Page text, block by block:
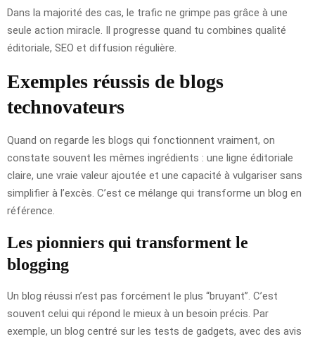
Dans la majorité des cas, le trafic ne grimpe pas grâce à une
seule action miracle. Il progresse quand tu combines qualité
éditoriale, SEO et diffusion régulière.
Exemples réussis de blogs
technovateurs
Quand on regarde les blogs qui fonctionnent vraiment, on
constate souvent les mêmes ingrédients : une ligne éditoriale
claire, une vraie valeur ajoutée et une capacité à vulgariser sans
simplifier à l’excès. C’est ce mélange qui transforme un blog en
référence.
Les pionniers qui transforment le
blogging
Un blog réussi n’est pas forcément le plus “bruyant”. C’est
souvent celui qui répond le mieux à un besoin précis. Par
exemple, un blog centré sur les tests de gadgets, avec des avis